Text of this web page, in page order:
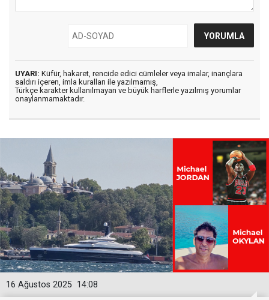
UYARI: Küfür, hakaret, rencide edici cümleler veya imalar, inançlara
saldırı içeren, imla kuralları ile yazılmamış,
Türkçe karakter kullanılmayan ve büyük harflerle yazılmış yorumlar
onaylanmamaktadır.
14:08
16 Ağustos 2025